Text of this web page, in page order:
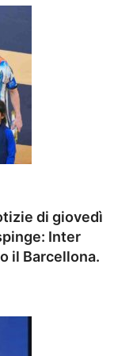
di giovedì
Inter
il Barcellona.